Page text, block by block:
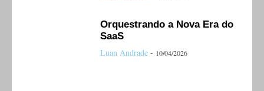
Orquestrando a Nova Era do
SaaS
Luan Andrade - 10/04/2026